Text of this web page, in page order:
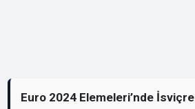
Euro 2024 Elemeleri’nde